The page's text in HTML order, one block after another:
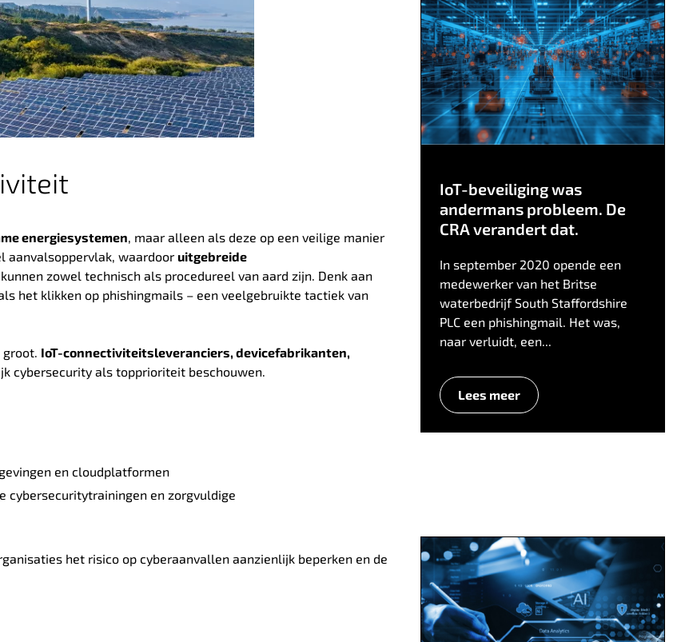
energiesystemen, maar alleen als deze op een veilige manier
aanvalsoppervlak, waardoor uitgebreide
zowel technisch als procedureel van aard zijn. Denk aan
het klikken op phishingmails – een veelgebruikte tactiek van
groot. IoT-connectiviteitsleveranciers, devicefabrikanten,
cybersecurity als topprioriteit beschouwen.
en cloudplatformen
cybersecuritytrainingen en zorgvuldige
het risico op cyberaanvallen aanzienlijk beperken en de
IoT-beveiliging was
andermans probleem. De
CRA verandert dat.
In september 2020 opende een
medewerker van het Britse
waterbedrijf South Staffordshire
PLC een phishingmail. Het was,
naar verluidt, een...
Lees meer